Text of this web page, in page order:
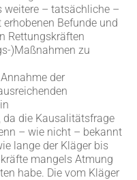
weitere – tatsächliche –
Befunde und
Rettungskräften
)Maßnahmen zu
der
die Kausalitätsfrage
– wie nicht – bekannt
lange der Kläger bis
mangels Atmung
habe. Die vom Kläger